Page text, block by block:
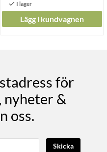
Lägg i kundvagnen
för
nyheter &
oss.
Skicka